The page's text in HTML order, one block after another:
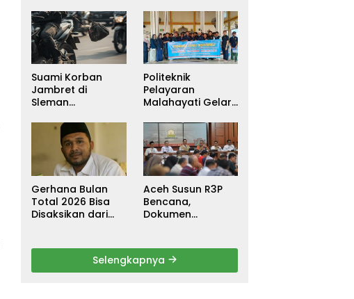
Suami Korban
Jambret di
Sleman
Sebagai
Tersangka, DPR
Turun Tangan
Cari Keadilan
Politeknik
Pelayaran
Malahayati Gelar
untuk Warga
Terdampak Banjir
di Pidie Jaya
Gerhana Bulan
Total 2026 Bisa
Disaksikan dari
Aceh Susun R3P
Bencana,
Dokumen
Ditarget Rampung
Januari 2026
Selengkapnya